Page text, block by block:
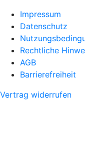
Impressum
Datenschutz
Rechtliche
AGB
Barrierefreiheit
Vertrag widerrufen